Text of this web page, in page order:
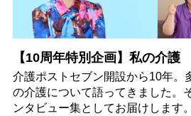
【10周年特別企画】私の介護
介護ポストセブン開設から10年。
の介護について語ってきました。
ンタビュー集としてお届けします。